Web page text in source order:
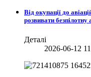
Від окупації до
розвивати
Деталі
2026-06-12